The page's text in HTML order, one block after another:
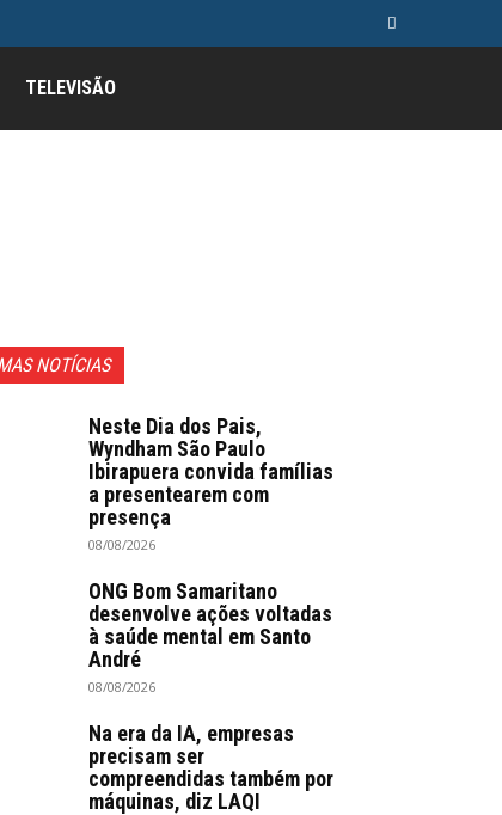
TELEVISÃO
NOTÍCIAS
Neste Dia dos Pais,
Wyndham São Paulo
Ibirapuera convida famílias
a presentearem com
presença
08/08/2026
ONG Bom Samaritano
desenvolve ações voltadas
à saúde mental em Santo
André
08/08/2026
Na era da IA, empresas
precisam ser
compreendidas também por
máquinas, diz LAQI